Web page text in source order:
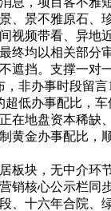
、景不雅原石、
频带看、异地近
终均以相关部分
挡。支撑一对一
非办事时段留
办事配比，车
在地盘资本稀缺
金办事配比，顺
块，无中介环节
销核心公示栏
、十六年合院